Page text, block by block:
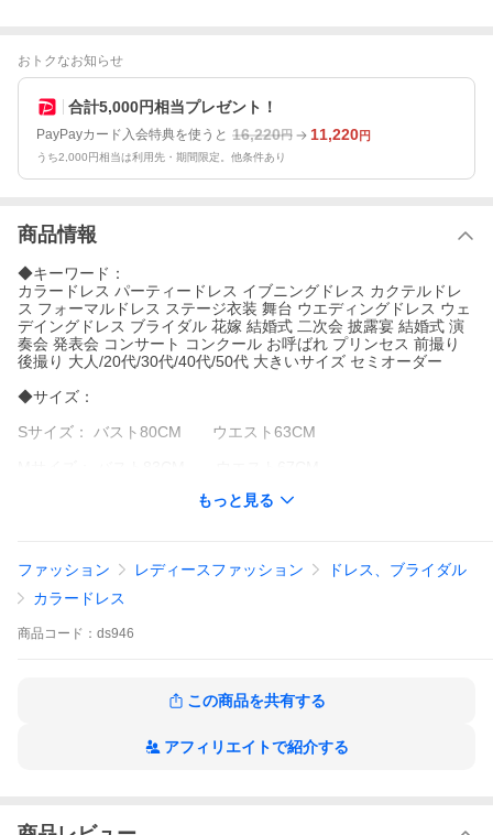
おトクなお知らせ
合計5,000円相当プレゼント！
PayPayカード入会特典を使うと 16,220円 11,220円
うち2,000円相当は利用先・期間限定。他条件あり
商品情報
◆キーワード：
カラードレス パーティードレス イブニングドレス カクテルドレ
ス フォーマルドレス ステージ衣装 舞台 ウエディングドレス ウェ
デイングドレス ブライダル 花嫁 結婚式 二次会 披露宴 結婚式 演
奏会 発表会 コンサート コンクール お呼ばれ プリンセス 前撮り
後撮り 大人/20代/30代/40代/50代 大きいサイズ セミオーダー
◆サイズ：
Sサイズ： バスト80CM ウエスト63CM
Lサイズ： バスト87CM ウエスト70CM
XXLサイズ： バスト93CM ウエスト76CM
XXXLサイズ：バスト97CM ウエスト80CM
★☆★
サイズが心配でございましたら、いつでもご連絡ください、最適
なサイズをおすすめ致します。
平素より「ミットスウィーティー」をご愛顧いただき、誠にあり
もっと見る
ファッション レディースファッション
ドレス、ブライダル
カラードレス
商品 コード： ds946
この商品を共有する
アフィリエイトで紹介する